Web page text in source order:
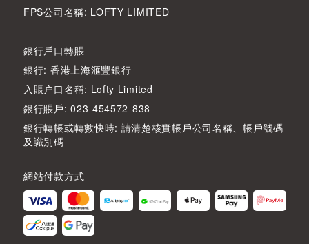
FPS公司名稱: LOFTY LIMITED
銀行戶口轉賬
銀行: 香港上海滙豐銀行
入賬户口名稱: Lofty Limited
銀行賬戶: 023-454572-838
銀行轉帳或轉數快時: 請清楚核實帳戶公司名稱、帳戶號碼
及識別碼
網站付款方式